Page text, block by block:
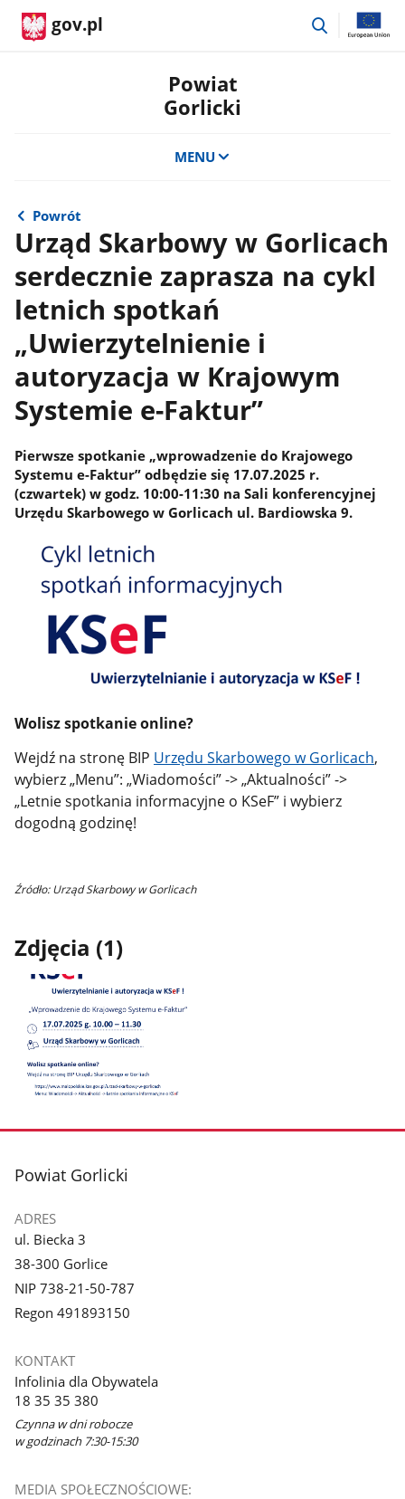
gov.pl
przejdź
Powiat
Gorlicki
MENU
Powrót
Urząd Skarbowy w Gorlicach
serdecznie zaprasza na cykl
letnich spotkań
„Uwierzytelnienie i
autoryzacja w Krajowym
Systemie e-Faktur”
Pierwsze spotkanie „wprowadzenie do Krajowego
Systemu e-Faktur” odbędzie się 17.07.2025 r.
(czwartek) w godz. 10:00-11:30 na Sali konferencyjnej
Urzędu Skarbowego w Gorlicach ul. Bardiowska 9.
Wolisz spotkanie online?
Wejdź na stronę BIP Urzędu Skarbowego w Gorlicach,
wybierz „Menu”: „Wiadomości” -> „Aktualności” ->
„Letnie spotkania informacyjne o KSeF” i wybierz
dogodną godzinę!
Źródło: Urząd Skarbowy w Gorlicach
Zdjęcia (1)
galerii.
stopka
Powiat Gorlicki
ADRES
ul. Biecka 3
38-300 Gorlice
NIP 738-21-50-787
Regon 491893150
KONTAKT
Infolinia dla Obywatela
18 35 35 380
Czynna w dni robocze
w godzinach 7:30-15:30
MEDIA SPOŁECZNOŚCIOWE: